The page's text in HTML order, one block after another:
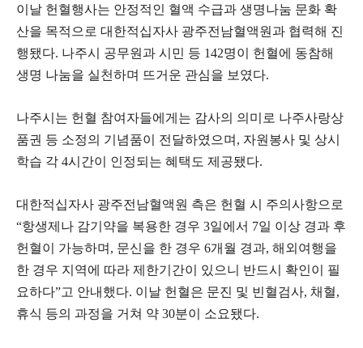
이날 헌혈행사는 안정적인 혈액 수급과 생명나눔 문화 확
산을 목적으로 대한적십자사 광주전남혈액원과 협력해 진
행됐다. 나주시 공무원과 시민 등 142명이 헌혈에 동참해
생명 나눔을 실천하며 뜨거운 관심을 보였다.
나주시는 헌혈 참여자들에게는 감사의 의미로 나주사랑상
품권 등 소정의 기념품이 전달하였으며, 자원봉사 및 상시
학습 각 4시간이 인정되는 혜택도 제공됐다.
대한적십자사 광주전남혈액원 측은 헌혈 시 주의사항으로
“항생제나 감기약을 복용한 경우 3일에서 7일 이상 경과 후
헌혈이 가능하며, 문신을 한 경우 6개월 경과, 해외여행을
한 경우 지역에 따라 제한기간이 있으니 반드시 확인이 필
요하다”고 안내했다. 이날 헌혈은 문진 및 빈혈검사, 채혈,
휴식 등의 과정을 거쳐 약 30분이 소요됐다.